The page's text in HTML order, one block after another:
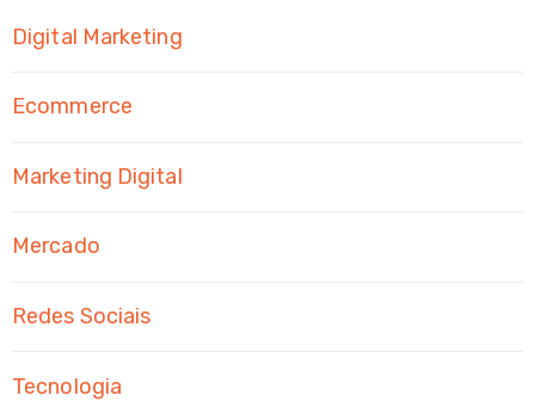
Digital Marketing
Ecommerce
Marketing Digital
Mercado
Redes Sociais
Tecnologia